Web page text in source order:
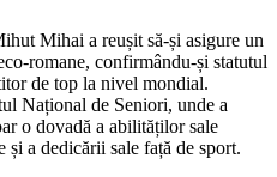
Mihai a reușit să-și asigure un
romane, confirmându-și statutul
de top la nivel mondial.
Național de Seniori, unde a
o dovadă a abilităților sale
a dedicării sale față de sport.